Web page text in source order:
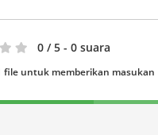
0 / 5 - 0 suara
file untuk memberikan masukan